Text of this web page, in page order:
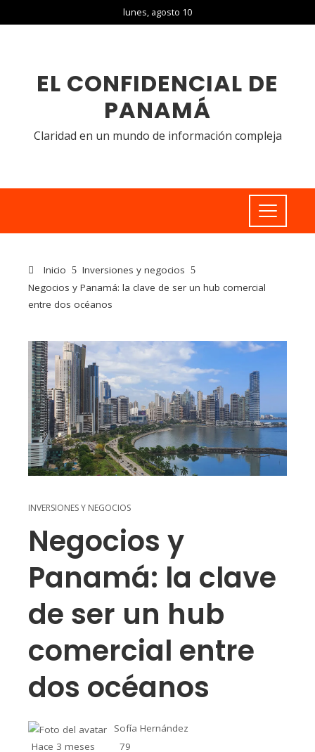
lunes, agosto 10
EL CONFIDENCIAL DE
PANAMÁ
Claridad en un mundo de información compleja
Inicio
Inversiones y negocios
Negocios y Panamá: la clave de ser un hub comercial
entre dos océanos
INVERSIONES Y NEGOCIOS
Negocios y
Panamá: la clave
de ser un hub
comercial entre
dos océanos
Sofía Hernández
Hace 3 meses
79